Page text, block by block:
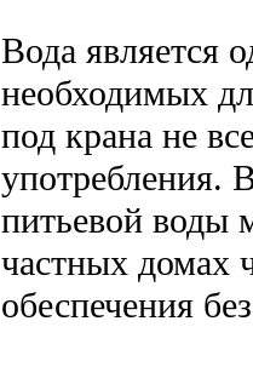
Вода является
необходимых
под крана не
употребления.
питьевой воды
частных домах
обеспечения